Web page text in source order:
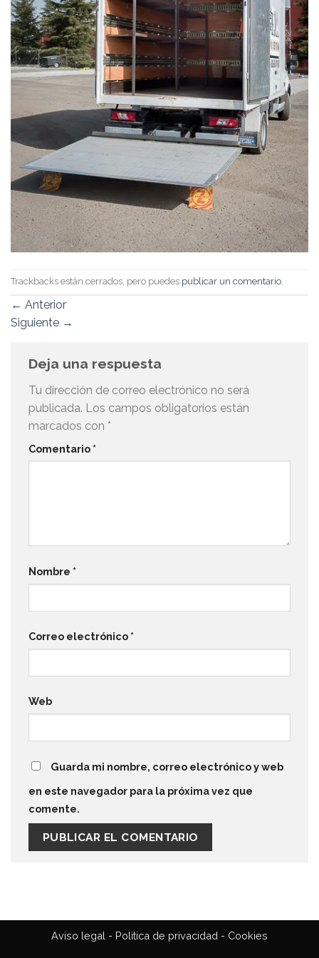
Trackbacks están cerrados, pero puedes publicar un comentario.
← Anterior
Siguiente →
Deja una respuesta
Tu dirección de correo electrónico no será
publicada. Los campos obligatorios están
marcados con *
Comentario *
Nombre *
Correo electrónico *
Web
Guarda mi nombre, correo electrónico y web
en este navegador para la próxima vez que
comente.
Aviso legal - Politica de privacidad - Cookies